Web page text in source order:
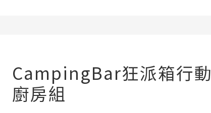
CampingBar狂派箱行動
廚房組